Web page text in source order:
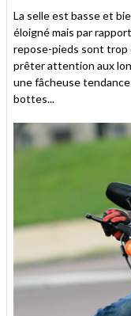
La selle est basse et
éloigné mais par
repose-pieds sont trop
prêter attention aux
une fâcheuse
bottes...